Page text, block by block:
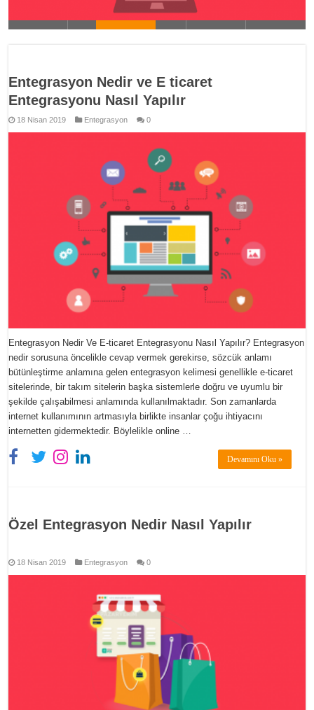
Entegrasyon Nedir ve E ticaret
Entegrasyonu Nasıl Yapılır
18 Nisan 2019 Entegrasyon 0
Entegrasyon Nedir Ve E-ticaret Entegrasyonu Nasıl Yapılır? Entegrasyon
nedir sorusuna öncelikle cevap vermek gerekirse, sözcük anlamı
bütünleştirme anlamına gelen entegrasyon kelimesi genellikle e-ticaret
sitelerinde, bir takım sitelerin başka sistemlerle doğru ve uyumlu bir
şekilde çalışabilmesi anlamında kullanılmaktadır. Son zamanlarda
internet kullanımının artmasıyla birlikte insanlar çoğu ihtiyacını
internetten gidermektedir. Böylelikle online …
Devamını Oku »
Özel Entegrasyon Nedir Nasıl Yapılır
18 Nisan 2019 Entegrasyon 0